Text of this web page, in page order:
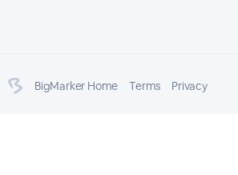
BigMarker Home Terms Privacy